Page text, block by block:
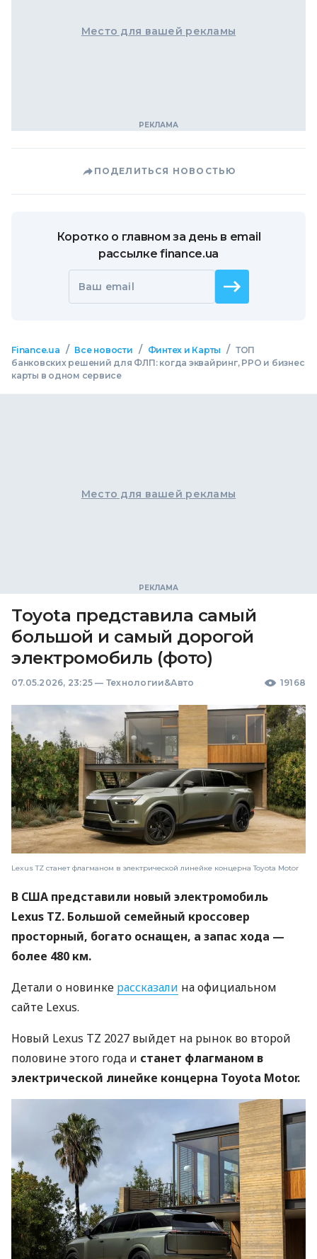
Место для вашей рекламы
ПОДЕЛИТЬСЯ НОВОСТЬЮ
Коротко о главном за день в email
рассылке finance.ua
Ваш email
Finance.ua / Все новости / Финтех и Карты / ТОП
банковских решений для ФЛП: когда эквайринг, РРО и бизнес
карты в одном сервисе
Место для вашей рекламы
Toyota представила самый
большой и самый дорогой
электромобиль (фото)
07.05.2026, 23:25 — Технологии&Авто 19168
Lexus TZ станет флагманом в электрической линейке концерна Toyota Motor
В США представили новый электромобиль
Lexus TZ. Большой семейный кроссовер
просторный, богато оснащен, а запас хода —
более 480 км.
Детали о новинке рассказали на официальном
сайте Lexus.
Новый Lexus TZ 2027 выйдет на рынок во второй
половине этого года и станет флагманом в
электрической линейке концерна Toyota Motor.